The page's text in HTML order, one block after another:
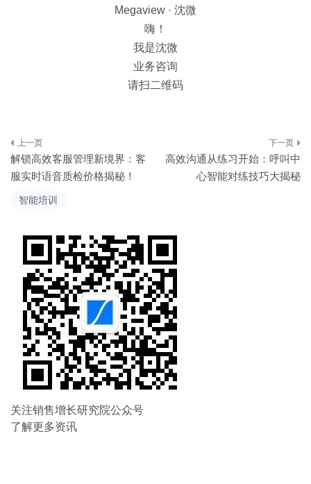
智能培训
Megaview · 沈微
嗨！
我是沈微
业务咨询
请扫二维码
文
章
导
解锁高效客服管理新境界：客
服实时语音质检价格揭秘！
高效沟通从练习开始：呼叫中
心智能对练技巧大揭秘
关注销售增长研究院公众号
了解更多资讯